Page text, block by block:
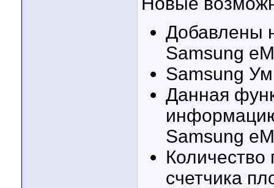
Добавлены
Samsung
Samsung
Данная
Samsung
Количество
счетчика